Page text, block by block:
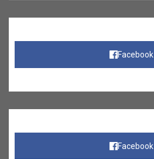
Facebook
Facebook